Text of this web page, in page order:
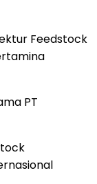
Feedstock
PT